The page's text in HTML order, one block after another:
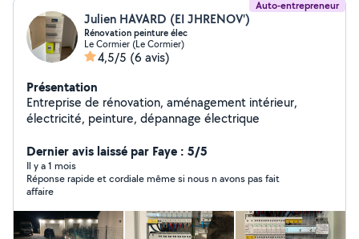
Auto-entrepreneur
Julien HAVARD (EI JHRENOV')
Rénovation peinture élec
Le Cormier (Le Cormier)
4,5/5 (6 avis)
Présentation
Entreprise de rénovation, aménagement intérieur,
électricité, peinture, dépannage électrique
Dernier avis laissé par Faye : 5/5
Il y a 1 mois
Réponse rapide et cordiale même si nous n avons pas fait
affaire